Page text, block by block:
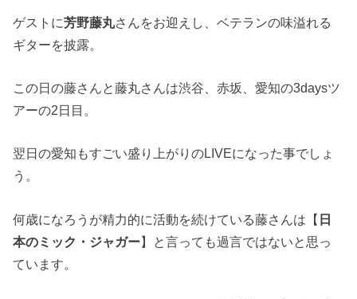
ゲストに芳野藤丸さんをお迎えし、ベテランの味溢れる
ギターを披露。
この日の藤さんと藤丸さんは渋谷、赤坂、愛知の3daysツ
アーの2日目。
翌日の愛知もすごい盛り上がりのLIVEになった事でしょ
う。
何歳になろうが精力的に活動を続けている藤さんは【 日
本のミック・ジャガー】と言っても過言ではないと思っ
ています。